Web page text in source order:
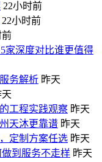
22小时前
22小时前
前
家深度对比谁更值得
务解析 昨天
天
工程实践观察 昨天
天沐更靠谱 昨天
定制方案任选 昨天
到服务不走样 昨天